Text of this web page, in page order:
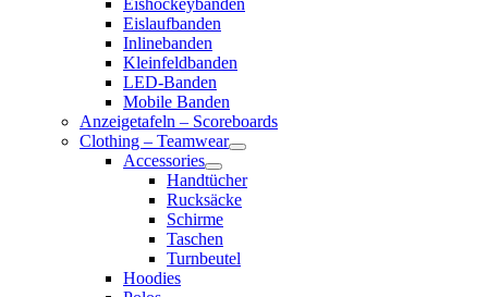
Eishockeybanden
Eislaufbanden
Inlinebanden
Kleinfeldbanden
LED-Banden
Mobile Banden
Anzeigetafeln – Scoreboards
Clothing – Teamwear
Accessories
Handtücher
Rucksäcke
Schirme
Taschen
Turnbeutel
Hoodies